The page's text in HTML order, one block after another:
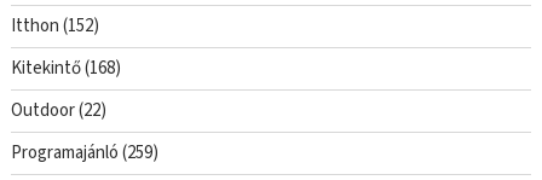
Itthon(152)
Kitekintő(168)
Outdoor(22)
Programajánló(259)